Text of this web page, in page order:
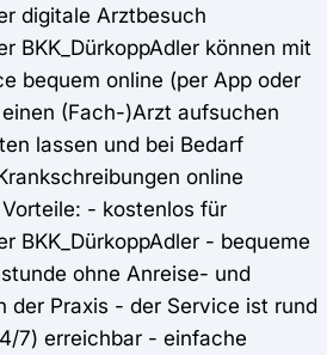
digitale Arztbesuch
BKK_DürkoppAdler können mit
bequem online (per App oder
(Fach-)Arzt aufsuchen
lassen und bei Bedarf
online
- kostenlos für
BKK_DürkoppAdler - bequeme
ohne Anreise- und
der Praxis - der Service ist rund
7) erreichbar - einfache